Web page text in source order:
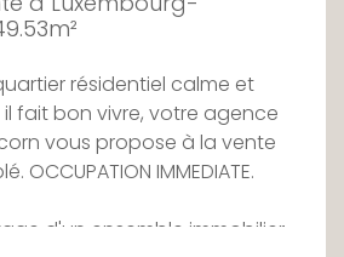
résidentiel calme et
fait bon vivre, votre agence
vous propose à la vente
OCCUPATION IMMEDIATE.
d'un ensemble immobilier